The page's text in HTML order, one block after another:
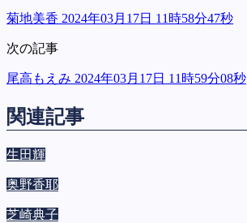
菊地美香 2024年03月17日 11時58分47秒
次の記事
尾高もえみ 2024年03月17日 11時59分08秒
関連記事
生田輝
奥野香耶
芝崎典子